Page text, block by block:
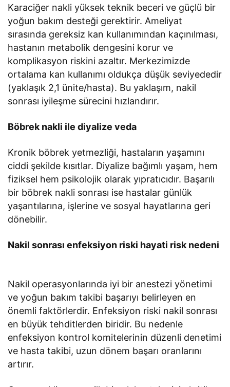
Karaciğer nakli yüksek teknik beceri ve güçlü bir
yoğun bakım desteği gerektirir. Ameliyat
sırasında gereksiz kan kullanımından kaçınılması,
hastanın metabolik dengesini korur ve
komplikasyon riskini azaltır. Merkezimizde
ortalama kan kullanımı oldukça düşük seviyededir
(yaklaşık 2,1 ünite/hasta). Bu yaklaşım, nakil
sonrası iyileşme sürecini hızlandırır.
Böbrek nakli ile diyalize veda
Kronik böbrek yetmezliği, hastaların yaşamını
ciddi şekilde kısıtlar. Diyalize bağımlı yaşam, hem
fiziksel hem psikolojik olarak yıpratıcıdır. Başarılı
bir böbrek nakli sonrası ise hastalar günlük
yaşantılarına, işlerine ve sosyal hayatlarına geri
dönebilir.
Nakil sonrası enfeksiyon riski hayati risk nedeni
Nakil operasyonlarında iyi bir anestezi yönetimi
ve yoğun bakım takibi başarıyı belirleyen en
önemli faktörlerdir. Enfeksiyon riski nakil sonrası
en büyük tehditlerden biridir. Bu nedenle
enfeksiyon kontrol komitelerinin düzenli denetimi
ve hasta takibi, uzun dönem başarı oranlarını
artırır.